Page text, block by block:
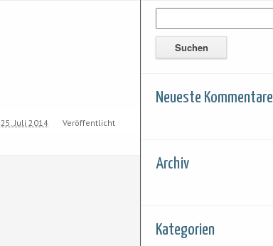
Veröffentlicht
25. Juli 2014
Neueste Kommentare
Archiv
Kategorien